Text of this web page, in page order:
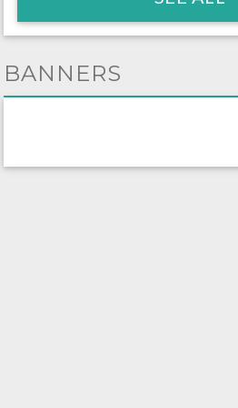
BANNERS